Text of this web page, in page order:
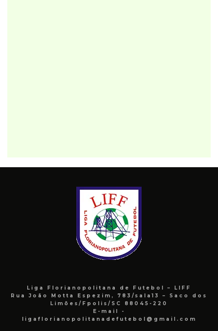
Liga Florianopolitana de Futebol – LIFF
Rua João Motta Espezim, 783/sala13 – Saco dos
Limões/Fpolis/SC 88045-220
E-mail -
ligaflorianopolitanadefutebol@gmail.com